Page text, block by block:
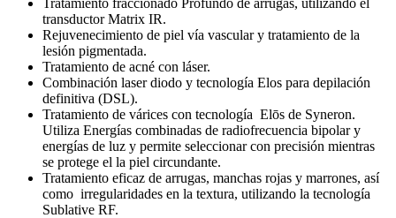
transductor Matrix IR.
Rejuvenecimiento de piel vía vascular y tratamiento de la
lesión pigmentada.
Tratamiento de acné con láser.
Combinación laser diodo y tecnología Elos para depilación
definitiva (DSL).
Tratamiento de várices con tecnología Elōs de Syneron.
Utiliza Energías combinadas de radiofrecuencia bipolar y
energías de luz y permite seleccionar con precisión mientras
se protege el la piel circundante.
Tratamiento eficaz de arrugas, manchas rojas y marrones, así
como irregularidades en la textura, utilizando la tecnología
Sublative RF.